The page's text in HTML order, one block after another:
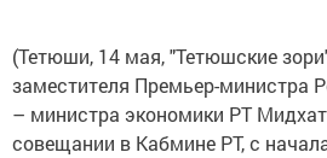
(Тетюши, 14 мая, "Тетюшские
заместителя Премьер-министра
– министра экономики РТ
совещании в Кабмине РТ, с